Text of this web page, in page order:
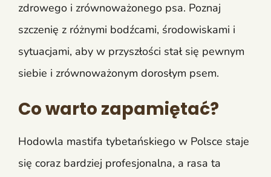
zdrowego i zrównoważonego psa. Poznaj
szczenię z różnymi bodźcami, środowiskami i
sytuacjami, aby w przyszłości stał się pewnym
siebie i zrównoważonym dorosłym psem.
Co warto zapamiętać?
Hodowla mastifa tybetańskiego w Polsce staje
się coraz bardziej profesjonalna, a rasa ta